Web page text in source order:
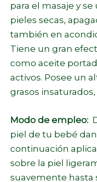
para el masaje y
pieles secas,
también en
Tiene un gran
como aceite
activos. Posee un
grasos
Modo de empleo:
piel de tu bebé
continuación
sobre la piel
suavemente hasta